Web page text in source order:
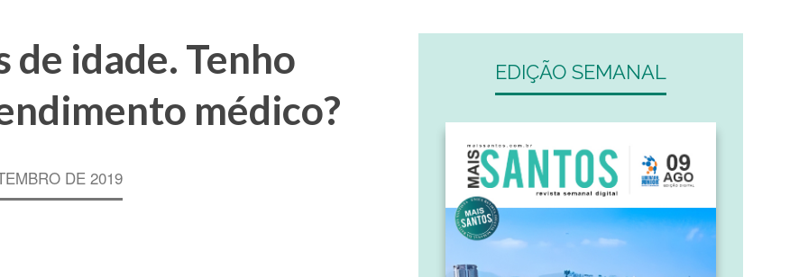
de idade. Tenho
médico?
DE 2019
EDIÇÃO SEMANAL